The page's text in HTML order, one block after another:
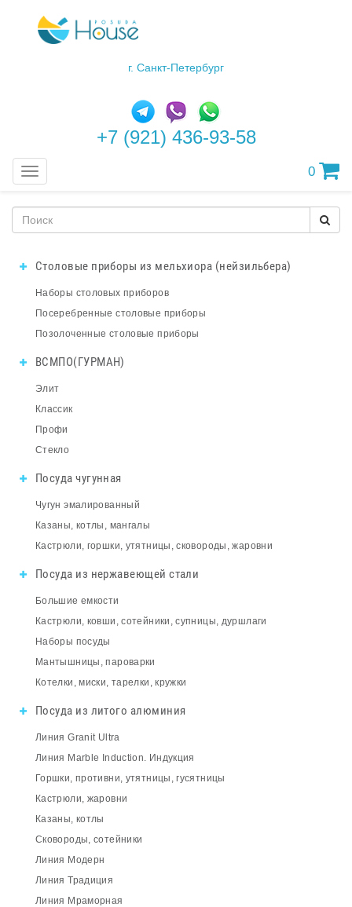
г. Санкт-Петербург
+7 (921) 436-93-58
Меню 0
Столовые приборы из мельхиора (нейзильбера)
Наборы столовых приборов
Посеребренные столовые приборы
Позолоченные столовые приборы
ВСМПО(ГУРМАН)
Элит
Классик
Профи
Стекло
Посуда чугунная
Чугун эмалированный
Казаны, котлы, мангалы
Кастрюли, горшки, утятницы, сковороды, жаровни
Посуда из нержавеющей стали
Большие емкости
Кастрюли, ковши, сотейники, супницы, дуршлаги
Наборы посуды
Мантышницы, пароварки
Котелки, миски, тарелки, кружки
Посуда из литого алюминия
Линия Granit Ultra
Линия Marble Induction. Индукция
Горшки, противни, утятницы, гусятницы
Кастрюли, жаровни
Казаны, котлы
Сковороды, сотейники
Линия Модерн
Линия Традиция
Линия Мраморная